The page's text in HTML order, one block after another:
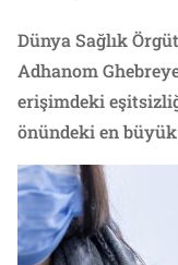
Dünya Sağlık
Adhanom
erişimdeki
önündeki en